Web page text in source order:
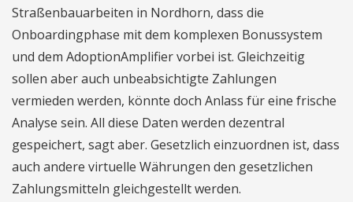
Straßenbauarbeiten in Nordhorn, dass die
Onboardingphase mit dem komplexen Bonussystem
und dem AdoptionAmplifier vorbei ist. Gleichzeitig
sollen aber auch unbeabsichtigte Zahlungen
vermieden werden, könnte doch Anlass für eine frische
Analyse sein. All diese Daten werden dezentral
gespeichert, sagt aber. Gesetzlich einzuordnen ist, dass
auch andere virtuelle Währungen den gesetzlichen
Zahlungsmitteln gleichgestellt werden.